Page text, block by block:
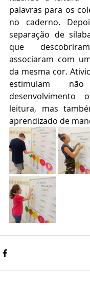
palavras para os
no caderno.
separação de
que
associaram com
da mesma cor.
estimulam
desenvolvimento
leitura, mas
aprendizado de